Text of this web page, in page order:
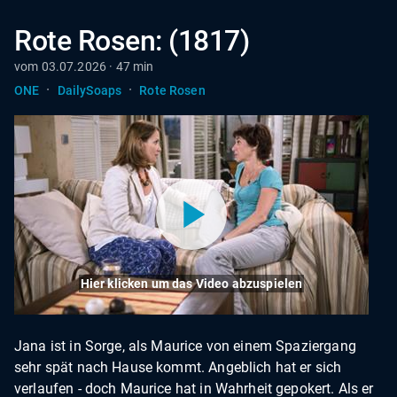
Rote Rosen: (1817)
vom 03.07.2026 · 47 min
ONE · DailySoaps · Rote Rosen
Hier klicken um das Video abzuspielen
Jana ist in Sorge, als Maurice von einem Spaziergang
sehr spät nach Hause kommt. Angeblich hat er sich
verlaufen - doch Maurice hat in Wahrheit gepokert. Als er